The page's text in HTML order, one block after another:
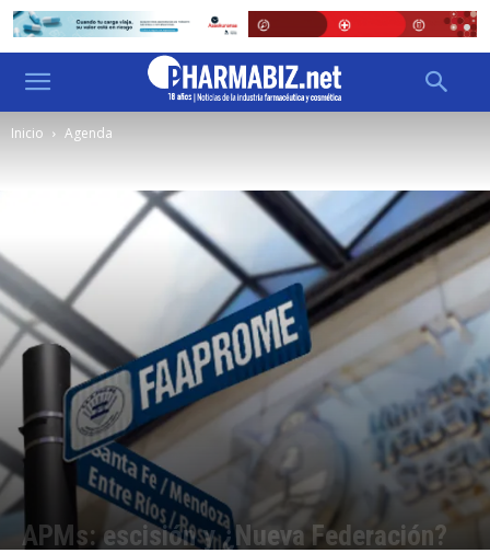
Inicio Agenda
APMs: escisión y ¿Nueva Federación?